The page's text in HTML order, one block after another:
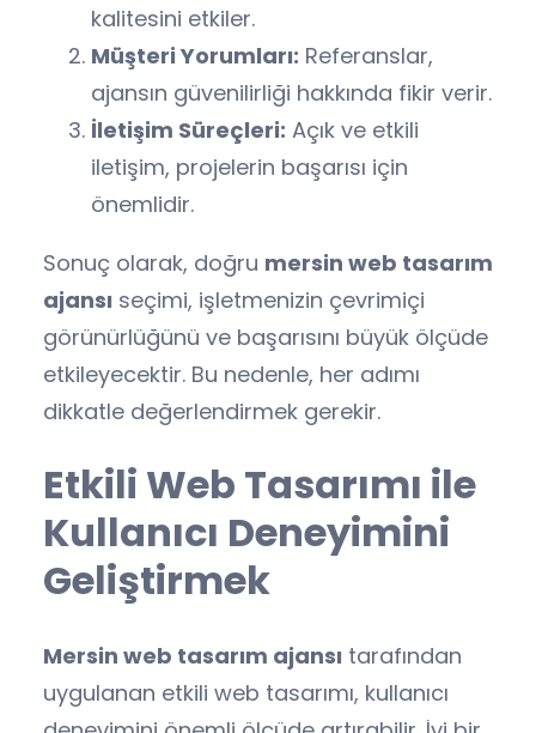
kalitesini etkiler.
Müşteri Yorumları: Referanslar,
ajansın güvenilirliği hakkında fikir verir.
İletişim Süreçleri: Açık ve etkili
iletişim, projelerin başarısı için
önemlidir.
Sonuç olarak, doğru mersin web tasarım
ajansı seçimi, işletmenizin çevrimiçi
görünürlüğünü ve başarısını büyük ölçüde
etkileyecektir. Bu nedenle, her adımı
dikkatle değerlendirmek gerekir.
Etkili Web Tasarımı ile
Kullanıcı Deneyimini
Geliştirmek
Mersin web tasarım ajansı tarafından
uygulanan etkili web tasarımı, kullanıcı